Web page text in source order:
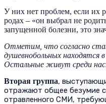
У них нет проблем, если их
родах – «он выбрал не
запущенной болезни, это
Отметим, что согласно
душевнобольных находятся
Остальные живут среди
Вторая группа,
отражают общее безумие
отравленного СМИ,